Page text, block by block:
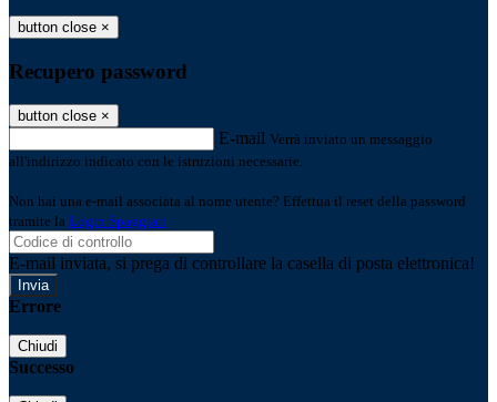
button close ×
Recupero password
button close ×
E-mail Verrà inviato un messaggio
all'indirizzo indicato con le istruzioni necessarie.
Non hai una e-mail associata al nome utente? Effettua il reset della password
tramite la Login Spaggiari
E-mail inviata, si prega di controllare la casella di posta elettronica!
Errore
Chiudi
Successo